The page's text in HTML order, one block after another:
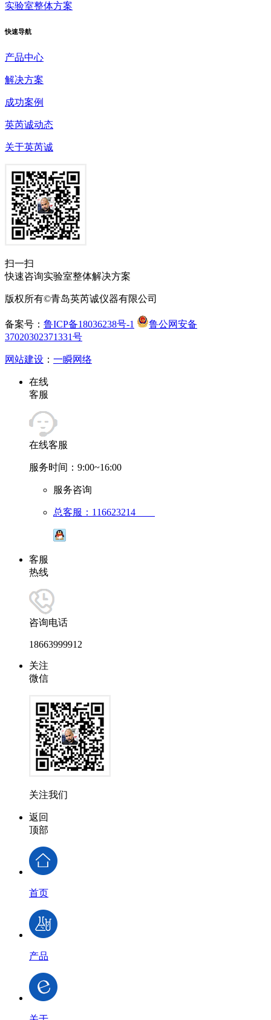
实验室整体方案
快速导航
产品中心
解决方案
成功案例
英芮诚动态
关于英芮诚
扫一扫
快速咨询实验室整体解决方案
版权所有©青岛英芮诚仪器有限公司
备案号： 鲁ICP备18036238号-1
鲁公网安备
37020302371331号
网站建设 ： 一瞬网络
在线
客服
在线客服
服务时间：9:00~16:00
服务咨询
总客服：116623214
客服
热线
咨询电话
18663999912
关注
微信
关注我们
返回
顶部
首页
产品